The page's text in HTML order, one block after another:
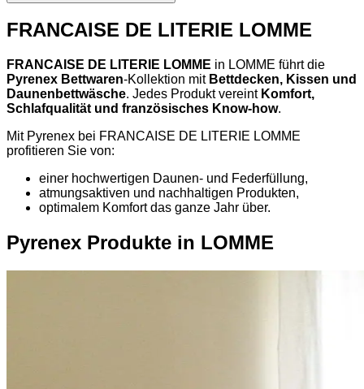
FRANCAISE DE LITERIE LOMME
FRANCAISE DE LITERIE LOMME in LOMME führt die
Pyrenex Bettwaren-Kollektion mit Bettdecken, Kissen und
Daunenbettwäsche. Jedes Produkt vereint Komfort,
Schlafqualität und französisches Know-how.
Mit Pyrenex bei FRANCAISE DE LITERIE LOMME
profitieren Sie von:
einer hochwertigen Daunen- und Federfüllung,
atmungsaktiven und nachhaltigen Produkten,
optimalem Komfort das ganze Jahr über.
Pyrenex Produkte in LOMME